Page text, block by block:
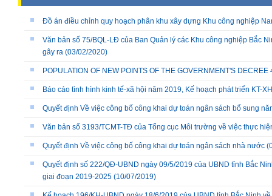
Đồ án điều chỉnh quy hoạch phân khu xây dựng Khu công nghiệp
Văn bản số 75/BQL-LĐ của Ban Quản lý các Khu công nghiệp Bắc
gây ra (03/02/2020)
POPULATION OF NEW POINTS OF THE GOVERNMENT'S
Báo cáo tình hình kinh tế-xã hội năm 2019, Kế hoạch phát triển KT-
Quyết định Về việc công bố công khai dự toán ngân sách bổ sung
Văn bản số 3193/TCMT-TĐ của Tổng cục Môi trường về việc thực
Quyết định Về việc công bố công khai dự toán ngân sách nhà nước
Quyết định số 222/QĐ-UBND ngày 09/5/2019 của UBND tỉnh Bắc
giai đoạn 2019-2025 (10/07/2019)